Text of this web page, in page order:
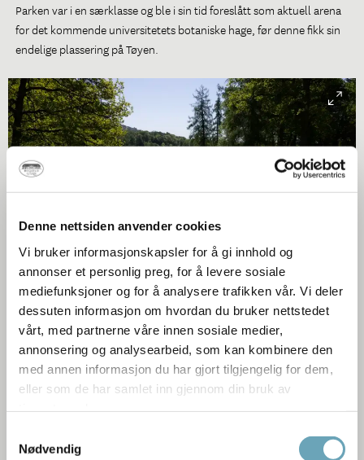
Denne nettsiden anvender cookies
Vi bruker informasjonskapsler for å gi innhold og
annonser et personlig preg, for å levere sosiale
mediefunksjoner og for å analysere trafikken vår. Vi deler
dessuten informasjon om hvordan du bruker nettstedet
vårt, med partnerne våre innen sosiale medier,
annonsering og analysearbeid, som kan kombinere den
med annen informasjon du har gjort tilgjengelig for dem,
eller som de har samlet inn gjennom din bruk av
Nødvendig
Parken var i en særklasse og ble i sin tid foreslått som aktuell arena
for det kommende universitetets botaniske hage, før denne fikk sin
endelige plassering på Tøyen.
Christian Andre Strand
Fotografier i parken​
I parken er det utstilt et utvalg fotografier fra godseier Westye P.